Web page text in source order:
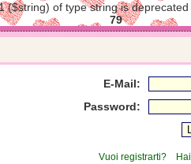
($string) of type string is
79
E-Mail:
Password:
Vuoi registrarti?